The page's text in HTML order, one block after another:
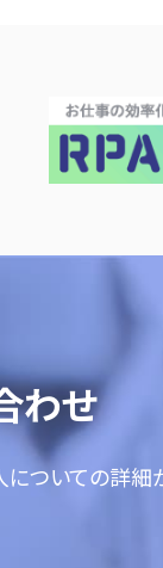
わせ
についての詳